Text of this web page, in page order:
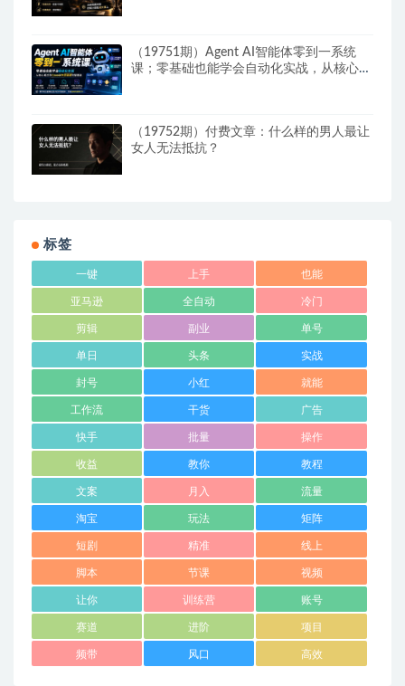
（19751期）Agent AI智能体零到一系统
课；零基础也能学会自动化实战，从核心概
（19752期）付费文章：什么样的男人最让
女人无法抵抗？
标签
一键 上手 也能
亚马逊 全自动 冷门
剪辑 副业 单号
单日 头条 实战
封号 小红 就能
工作流 干货 广告
快手 批量 操作
收益 教你 教程
文案 月入 流量
淘宝 玩法 矩阵
短剧 精准 线上
脚本 节课 视频
让你 训练营 账号
赛道 进阶 项目
频带 风口 高效